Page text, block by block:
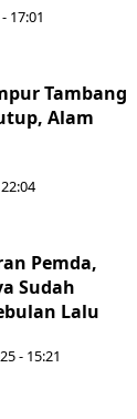
17:01
Tambang
Alam
Pemda,
Sudah
Lalu
- 15:21